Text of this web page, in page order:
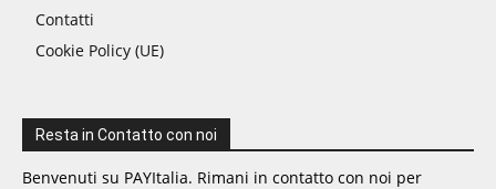
Contatti
Cookie Policy (UE)
Resta in Contatto con noi
Benvenuti su PAYItalia. Rimani in contatto con noi per